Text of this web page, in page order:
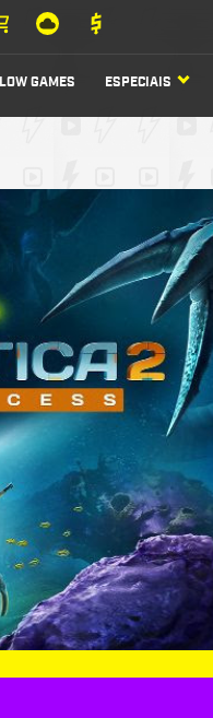
LOW GAMES ESPECIAIS